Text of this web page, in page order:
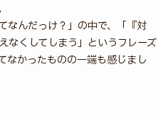
なんだっけ？」の中で、「『対
なくしてしまう」というフレーズ
なかったものの一端も感じまし